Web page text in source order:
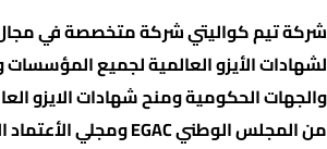
شركة تيم كواليتي شركة متخصصة في مجال
لشهادات الأيزو العالمية لجميع
والجهات الحكومية ومنح شهادات الايزو